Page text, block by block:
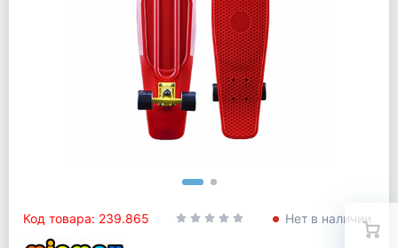
Код товара: 239.865 Нет в наличии